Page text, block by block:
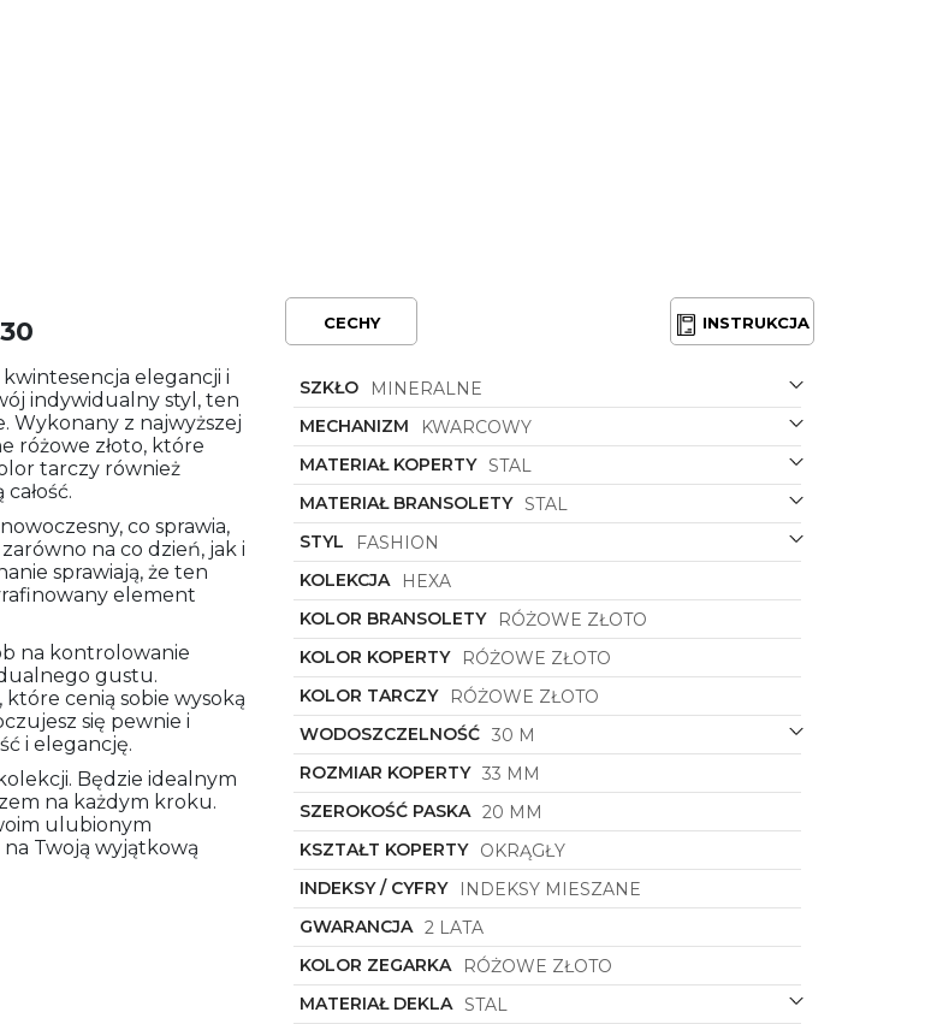
elegancji i
indywidualny styl, ten
Wykonany z najwyższej
różowe złoto, które
tarczy również
co sprawia,
na co dzień, jak i
sprawiają, że ten
element
na kontrolowanie
gustu.
cenią sobie wysoką
się pewnie i
i elegancję.
Będzie idealnym
na każdym kroku.
ulubionym
Twoją wyjątkową
CECHY INSTRUKCJA
SZKŁO
MINERALNE
MECHANIZM
KWARCOWY
MATERIAŁ KOPERTY STAL
MATERIAŁ BRANSOLETY STAL
STYL
FASHION
KOLEKCJA
HEXA
KOLOR BRANSOLETY
RÓŻOWE ZŁOTO
KOLOR KOPERTY
RÓŻOWE ZŁOTO
KOLOR TARCZY
RÓŻOWE ZŁOTO
WODOSZCZELNOŚĆ 30 M
ROZMIAR KOPERTY 33 MM
SZEROKOŚĆ PASKA 20 MM
KSZTAŁT KOPERTY
OKRĄGŁY
INDEKSY / CYFRY
INDEKSY MIESZANE
GWARANCJA 2 LATA
KOLOR ZEGARKA
RÓŻOWE ZŁOTO
MATERIAŁ DEKLA STAL